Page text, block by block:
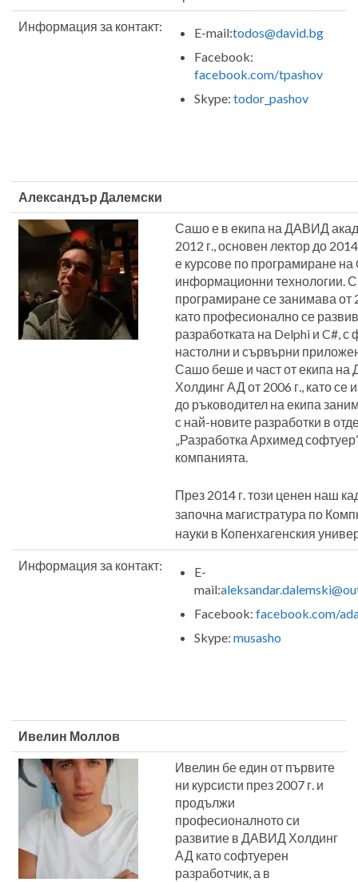
Информация за контакт: E-mail:todos@david.bg
Facebook:
facebook.com/tpashov
Skype: todor_pashov
Александър Далемски
Сашо е в екипа на ДАВИД
2012 г., основен лектор до
е курсове по програмиране на
информационни технологии. С
програмиране се занимава от
като професионално се
разработката на Delphi и C#, с
настолни и сървърни
Сашо беше и част от екипа
Холдинг АД от 2006 г., като се
до ръководител на екипа
с най-новите разработки в
„Разработка Архимед
компанията.
През 2014 г. този ценен наш
започна магистратура по
науки в Копенхагенския
Информация за контакт:
E-
mail:
Facebook: facebook.com/
Skype: musasho
Ивелин Моллов
Ивелин бе един от първите
ни курсисти през 2007 г. и
продължи
професионалното си
развитие в ДАВИД Холдинг
АД като софтуерен
разработчик, а в